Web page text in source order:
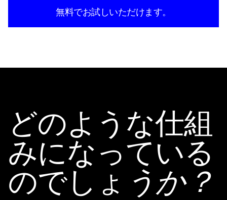
無料でお試しいただけます。
どのような仕組
みになっている
のでしょ うか？